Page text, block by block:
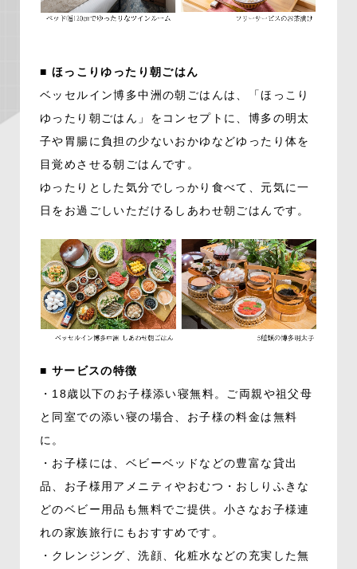
■ ほっこりゆったり朝ごはん
ベッセルイン博多中洲の朝ごはんは、「ほっこり
ゆったり朝ごはん」をコンセプトに、博多の明太
子や胃腸に負担の少ないおかゆなどゆったり体を
目覚めさせる朝ごはんです。
ゆったりとした気分でしっかり食べて、元気に一
日をお過ごしいただけるしあわせ朝ごはんです。
■ サービスの特徴
・18歳以下のお子様添い寝無料。ご両親や祖父母
と同室での添い寝の場合、お子様の料金は無料
に。
・お子様には、ベビーベッドなどの豊富な貸出
品、お子様用アメニティやおむつ・おしりふきな
どのベビー用品も無料でご提供。小さなお子様連
れの家族旅行にもおすすめです。
・クレンジング、洗顔、化粧水などの充実した無